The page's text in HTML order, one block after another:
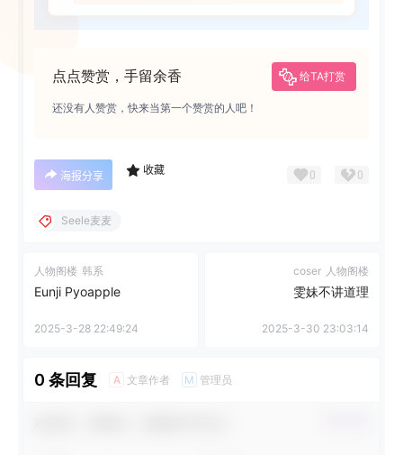
点点赞赏，手留余香 给TA打赏
还没有人赞赏，快来当第一个赞赏的人吧！
海报分享 收藏 0 0
Seele麦麦
人物阁楼 韩系
Eunji Pyoapple
2025-3-28 22:49:24
coser 人物阁楼
雯妹不讲道理
2025-3-30 23:03:14
0 条回复 A 文章作者 M 管理员